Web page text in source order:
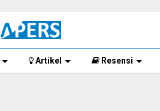
Artikel Resensi